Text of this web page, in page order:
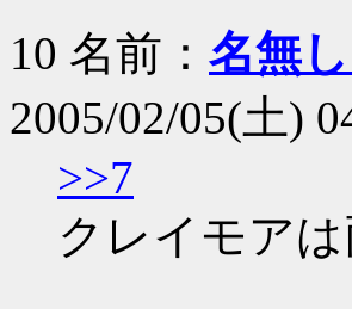
10 名前： 名無
2005/02/05(土)
>>7
クレイモアは